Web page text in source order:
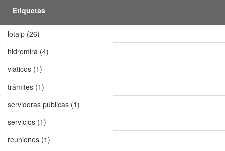
Etiquetas
lotaip (26)
hidromira (4)
viaticos (1)
trámites (1)
servidoras públicas (1)
servicios (1)
reuniones (1)